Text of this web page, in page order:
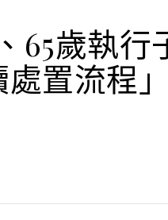
65歲執行
置流程」